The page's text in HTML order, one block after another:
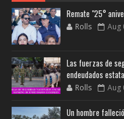
Remate "25°
Rolls Aug
Las fuerzas de
endeudados
Rolls Aug
Un hombre